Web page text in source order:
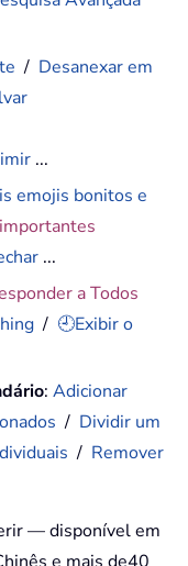
/ Desanexar em
...
emojis bonitos e
...
a Todos
/ 🕘Exibir o
:Adicionar
/ Dividir um
/ Remover
— disponível em